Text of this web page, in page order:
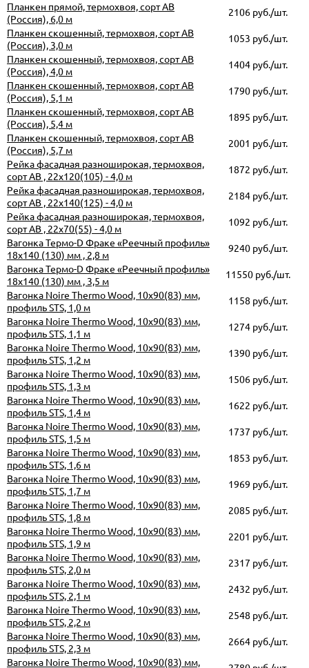
Планкен прямой, термохвоя, сорт АВ
(Россия), 6,0 м
2106 руб./шт.
Планкен скошенный, термохвоя, сорт АВ
(Россия), 3,0 м
1053 руб./шт.
Планкен скошенный, термохвоя, сорт АВ
(Россия), 4,0 м
1404 руб./шт.
Планкен скошенный, термохвоя, сорт АВ
(Россия), 5,1 м
1790 руб./шт.
Планкен скошенный, термохвоя, сорт АВ
(Россия), 5,4 м
1895 руб./шт.
Планкен скошенный, термохвоя, сорт АВ
(Россия), 5,7 м
2001 руб./шт.
Рейка фасадная разноширокая, термохвоя,
сорт АВ , 22х120(105) - 4,0 м
1872 руб./шт.
Рейка фасадная разноширокая, термохвоя,
сорт АВ , 22х140(125) - 4,0 м
2184 руб./шт.
Рейка фасадная разноширокая, термохвоя,
сорт АВ , 22х70(55) - 4,0 м
1092 руб./шт.
Вагонка Термо-D Фраке «Реечный профиль»
18х140 (130) мм , 2,8 м
9240 руб./шт.
Вагонка Термо-D Фраке «Реечный профиль»
18х140 (130) мм , 3,5 м
11550 руб./шт.
Вагонка Noire Thermo Wood, 10х90(83) мм,
профиль STS, 1,0 м
1158 руб./шт.
Вагонка Noire Thermo Wood, 10х90(83) мм,
профиль STS, 1,1 м
1274 руб./шт.
Вагонка Noire Thermo Wood, 10х90(83) мм,
профиль STS, 1,2 м
1390 руб./шт.
Вагонка Noire Thermo Wood, 10х90(83) мм,
профиль STS, 1,3 м
1506 руб./шт.
Вагонка Noire Thermo Wood, 10х90(83) мм,
профиль STS, 1,4 м
1622 руб./шт.
Вагонка Noire Thermo Wood, 10х90(83) мм,
профиль STS, 1,5 м
1737 руб./шт.
Вагонка Noire Thermo Wood, 10х90(83) мм,
профиль STS, 1,6 м
1853 руб./шт.
Вагонка Noire Thermo Wood, 10х90(83) мм,
профиль STS, 1,7 м
1969 руб./шт.
Вагонка Noire Thermo Wood, 10х90(83) мм,
профиль STS, 1,8 м
2085 руб./шт.
Вагонка Noire Thermo Wood, 10х90(83) мм,
профиль STS, 1,9 м
2201 руб./шт.
Вагонка Noire Thermo Wood, 10х90(83) мм,
профиль STS, 2,0 м
2317 руб./шт.
Вагонка Noire Thermo Wood, 10х90(83) мм,
профиль STS, 2,1 м
2432 руб./шт.
Вагонка Noire Thermo Wood, 10х90(83) мм,
профиль STS, 2,2 м
2548 руб./шт.
Вагонка Noire Thermo Wood, 10х90(83) мм,
профиль STS, 2,3 м
2664 руб./шт.
Вагонка Noire Thermo Wood, 10х90(83) мм,